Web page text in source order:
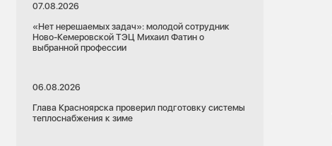
07.08.2026
«Нет нерешаемых задач»: молодой сотрудник
Ново-Кемеровской ТЭЦ Михаил Фатин о
выбранной профессии
06.08.2026
Глава Красноярска проверил подготовку системы
теплоснабжения к зиме